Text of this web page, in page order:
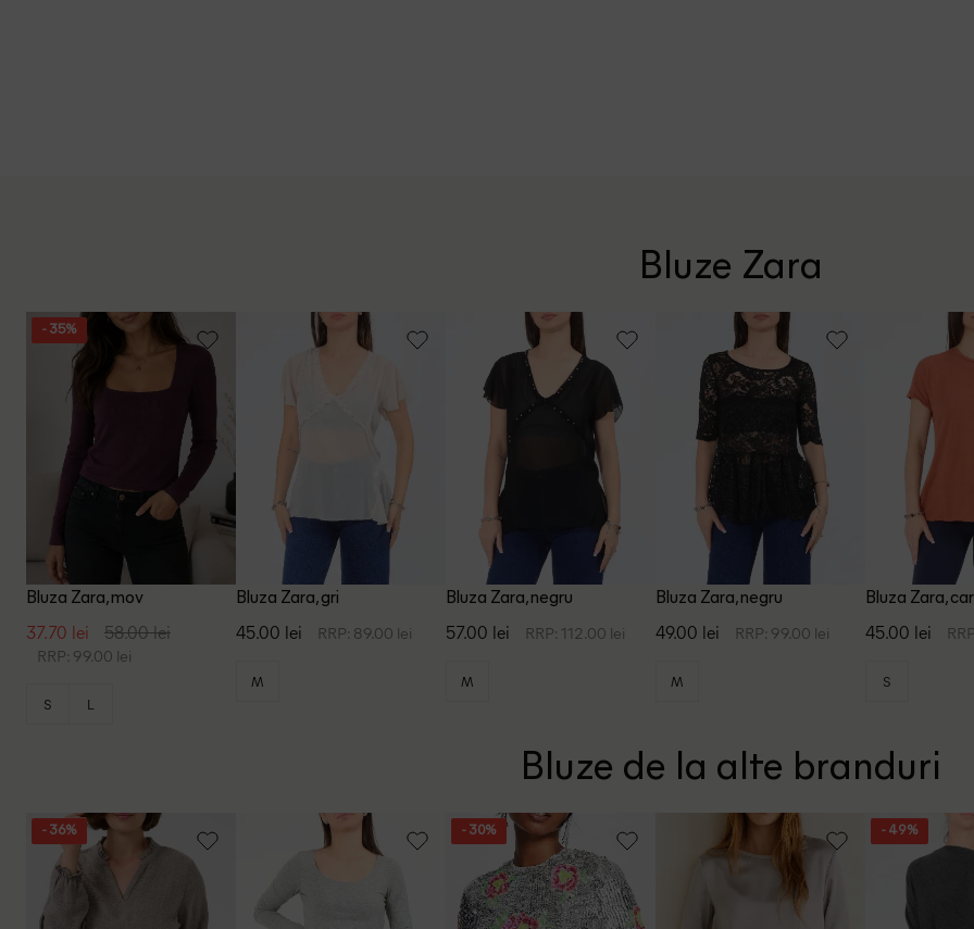
Bluze Zara
- 35%
Bluza Zara, mov
37.70 lei 58.00 lei
RRP: 99.00 lei
S L
Bluza Zara, gri
45.00 lei RRP: 89.00 lei
M
Bluza Zara, negru
57.00 lei RRP: 112.00 lei
M
Bluza Zara, negru
49.00 lei RRP: 99.00 lei
M
Bluza Zara,
45.00 lei
S
Bluze de la alte branduri
- 36% - 30% - 49%